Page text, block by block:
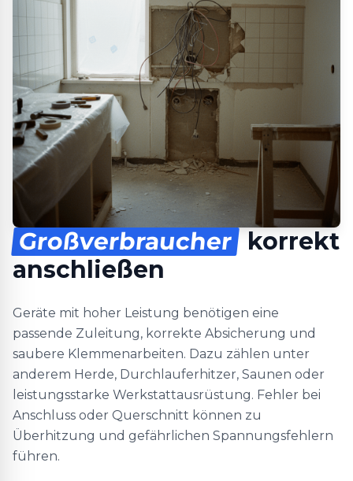
Großverbraucher korrekt
anschließen
Geräte mit hoher Leistung benötigen eine
passende Zuleitung, korrekte Absicherung und
saubere Klemmenarbeiten. Dazu zählen unter
anderem Herde, Durchlauferhitzer, Saunen oder
leistungsstarke Werkstattausrüstung. Fehler bei
Anschluss oder Querschnitt können zu
Überhitzung und gefährlichen Spannungsfehlern
führen.